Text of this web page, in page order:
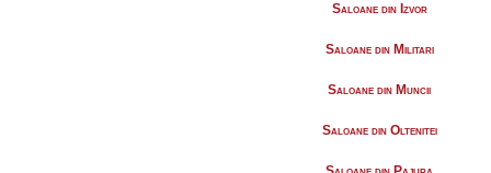
Saloane din Izvor
Saloane din Militari
Saloane din Muncii
Saloane din Oltenitei